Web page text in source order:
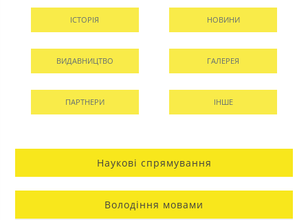
ІСТОРІЯ НОВИНИ
ВИДАВНИЦТВО ГАЛЕРЕЯ
ПАРТНЕРИ ІНШЕ
Наукові спрямування
Володіння мовами